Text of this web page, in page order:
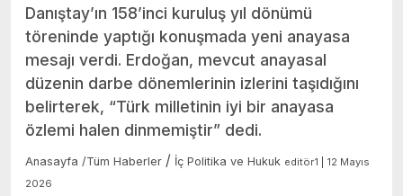
Danıştay’ın 158’inci kuruluş yıl dönümü
töreninde yaptığı konuşmada yeni anayasa
mesajı verdi. Erdoğan, mevcut anayasal
düzenin darbe dönemlerinin izlerini taşıdığını
belirterek, “Türk milletinin iyi bir anayasa
özlemi halen dinmemiştir” dedi.
Anasayfa /Tüm Haberler / İç Politika ve Hukuk editör1 | 12 Mayıs
2026